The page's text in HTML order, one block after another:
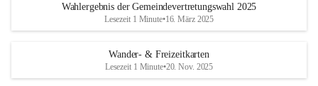
Wahlergebnis der Gemeindevertretungswahl 2025
Lesezeit 1 Minute•16. März 2025
Wander- & Freizeitkarten
Lesezeit 1 Minute•20. Nov. 2025